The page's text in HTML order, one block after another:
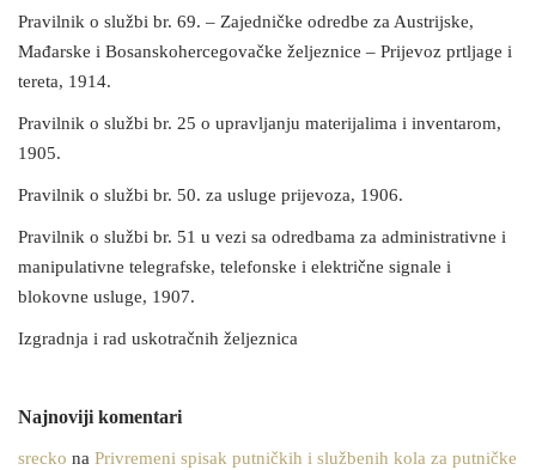
Pravilnik o službi br. 69. – Zajedničke odredbe za Austrijske,
Mađarske i Bosanskohercegovačke željeznice – Prijevoz prtljage i
tereta, 1914.
Pravilnik o službi br. 25 o upravljanju materijalima i inventarom,
1905.
Pravilnik o službi br. 50. za usluge prijevoza, 1906.
Pravilnik o službi br. 51 u vezi sa odredbama za administrativne i
manipulativne telegrafske, telefonske i električne signale i
blokovne usluge, 1907.
Izgradnja i rad uskotračnih željeznica
Najnoviji komentari
srecko na Privremeni spisak putničkih i službenih kola za putničke